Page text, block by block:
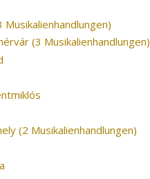
Musikalienhandlungen)
(3 Musikalienhandlungen)
(2 Musikalienhandlungen)